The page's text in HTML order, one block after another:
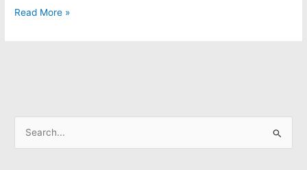
Read More »